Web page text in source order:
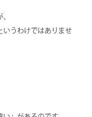
いうわけではありませ